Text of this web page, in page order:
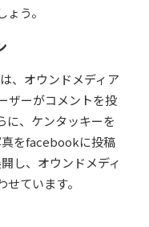
う。
、オウンドメディア
ザーがコメントを投
に、ケンタッキーを
をfacebookに投稿
し、オウンドメディ
ています。